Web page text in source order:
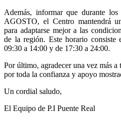
Además, informar que durante
AGOSTO, el Centro mantendrá
para adaptarse mejor a las
de la región. Este horario
09:30 a 14:00 y de 17:30 a 24:00.
Por último, agradecer una vez más
por toda la confianza y apoyo
Un cordial saludo,
El Equipo de P.I Puente Real